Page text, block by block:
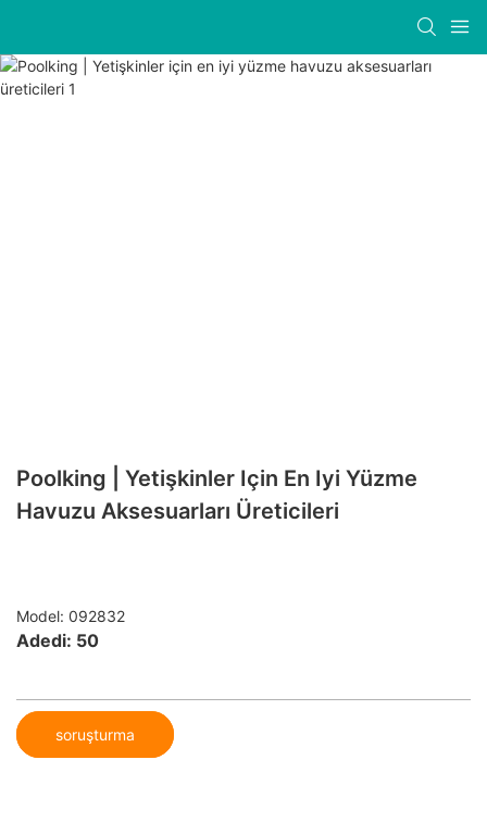
Poolking | Yetişkinler Için En Iyi Yüzme
Havuzu Aksesuarları Üreticileri
Model: 092832
Adedi: 50
soruşturma